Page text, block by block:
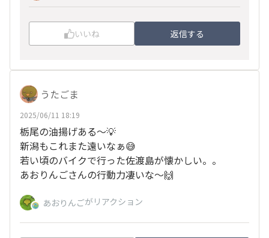
いいね 返信する
うたごま
2025/06/11 18:19
栃尾の油揚げある～💡
新潟もこれまた遠いなぁ😅
若い頃のバイクで行った佐渡島が懐かしい。。
あおりんごさんの行動力凄いな～🙌
あおりんごがリアクション